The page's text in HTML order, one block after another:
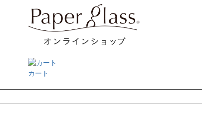
カート